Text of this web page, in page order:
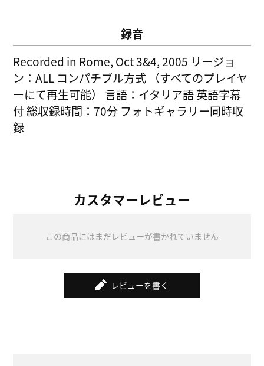
録音
Recorded in Rome, Oct 3&4, 2005 リージョ
ン：ALL コンパチブル方式 （すべてのプレイヤ
ーにて再生可能） 言語：イタリア語 英語字幕
付 総収録時間：70分 フォトギャラリー同時収
録
カスタマーレビュー
この商品にはまだレビューが書かれていません
レビューを書く